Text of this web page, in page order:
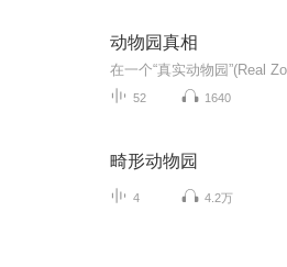
动物园真相
52 1640
畸形动物园
4 4.2万